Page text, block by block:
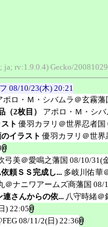
rv:1.9.0.4) Gecko/
08/10/23(木) 20:21
ポロ・Ｍ・シバムラ＠玄霧藩
2枚目）
アポロ・Ｍ・シ
ト 優羽カヲリ＠世界忍者国
イラスト 優羽カヲリ＠世界
弓美＠愛鳴之藩国 08/10/31(
頼ＳＳ完成し... 多岐川佑華
＠ナニワアームズ商藩国 08/
さんからの依... 八守時緒＠
) 22:05
08/11/2(日) 22:36